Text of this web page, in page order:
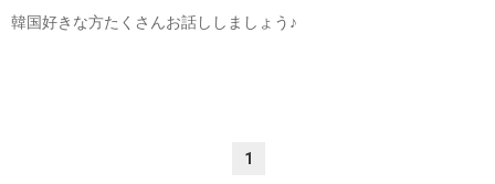
韓国好きな方たくさんお話ししましょう♪
1